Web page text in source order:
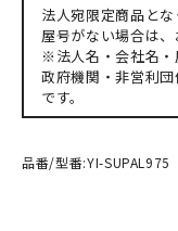
法人宛限定商品と
屋号がない場合は、
※法人名・会社名・
政府機関・非営利
です。
品番/型番:YI-SUPAL975